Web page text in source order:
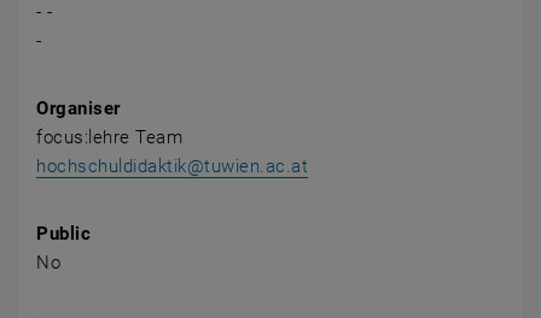
- -
-
Organiser
focus:lehre Team
hochschuldidaktik@tuwien.ac.at
Public
No